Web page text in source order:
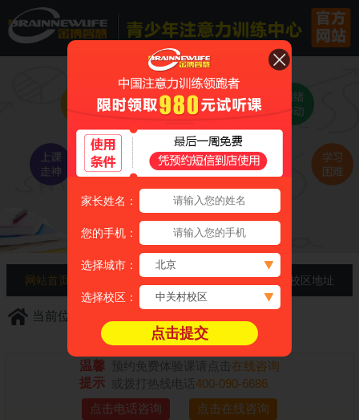
网站首页 家长必知 免费咨询 校区地址
当前位置：
温馨
提示
预约免费体验课请点击 在线咨询
或拨打热线电话400-090-6686
点击电话咨询
点击在线咨询
家长姓名：
您的手机：
选择城市：
选择校区：